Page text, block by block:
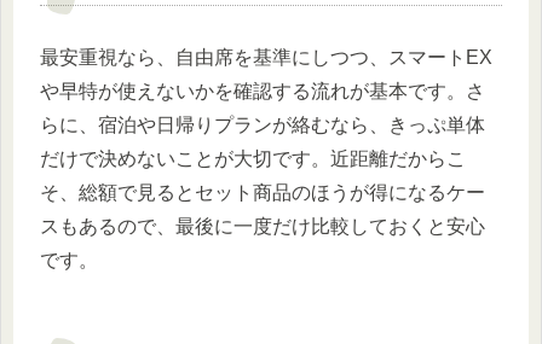
最安重視なら、自由席を基準にしつつ、スマートEX
や早特が使えないかを確認する流れが基本です。さ
らに、宿泊や日帰りプランが絡むなら、きっぷ単体
だけで決めないことが大切です。近距離だからこ
そ、総額で見るとセット商品のほうが得になるケー
スもあるので、最後に一度だけ比較しておくと安心
です。